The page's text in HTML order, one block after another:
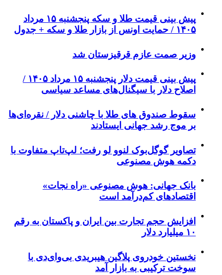
پیش‌ بینی قیمت طلا و سکه پنجشنبه ۱۵ مرداد
۱۴۰۵ / حمایت اونس از بازار طلا و سکه + جدول
وزیر صمت عازم قرقیزستان شد
پیش ‌بینی قیمت دلار پنجشنبه ۱۵ مرداد ۱۴۰۵ /
اصلاح دلار با سیگنال‌های مساعد سیاسی
سقوط صندوق های طلا با چاشنی دلار / نقره‌ای‌ها
بر موج رشد جهانی ایستادند
تصاویر گوگل‌بوک لنوو لو رفت؛ لپ‌تاپ متفاوت با
دکمه هوش مصنوعی
بانک جهانی: هوش مصنوعی «راه نجات»
اقتصادهای کم‌درآمد است
افزایش حجم تجارت بین ایران و پاکستان به رقم
۱۰ میلیارد دلار
نخستین خودروی پلاگین هیبریدی بی‌وای‌دی با
سوخت ترکیبی به بازار آمد